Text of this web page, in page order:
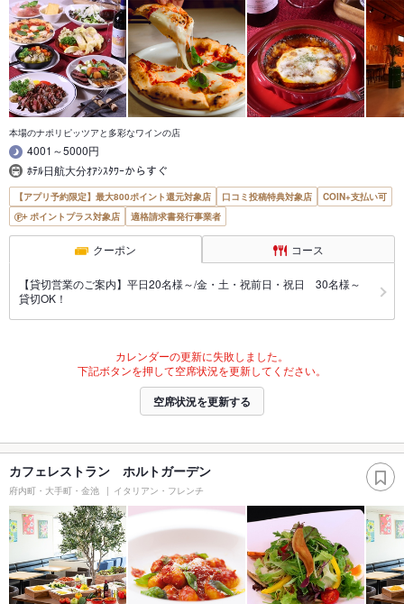
本場のナポリピッツアと多彩なワインの店
4001～5000円
ﾎﾃﾙ日航大分ｵｱｼｽﾀﾜｰからすぐ
【アプリ予約限定】最大800ポイント還元対象店 口コミ投稿特典対象店
COIN+支払い可
ポイントプラス対象店
適格請求書発行事業者
クーポン コース
【貸切営業のご案内】平日20名様～/金・土・祝前日・祝日 30名様～
貸切OK！
カレンダーの更新に失敗しました。
下記ボタンを押して空席状況を更新してください。
空席状況を更新する
カフェレストラン ホルトガーデン
府内町・大手町・金池 イタリアン・フレンチ